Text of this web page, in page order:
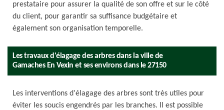
prestataire pour assurer la qualité de son offre et sur le côté
du client, pour garantir sa suffisance budgétaire et
également son organisation temporelle.
Les travaux d'élagage des arbres dans la ville de
Gamaches En Vexin et ses environs dans le 27150
Les interventions d'élagage des arbres sont très utiles pour
éviter les soucis engendrés par les branches. Il est possible